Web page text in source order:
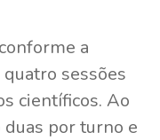
a
sessões
científicos. Ao
por turno e